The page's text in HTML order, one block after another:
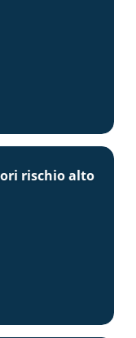
rischio alto